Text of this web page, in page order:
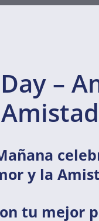
–
Amistad
y la
tu mejor